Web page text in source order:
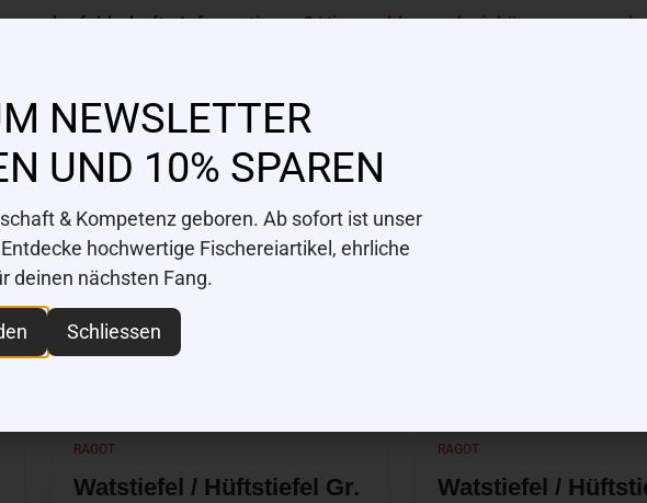
oder fehlerhafte Informationen?Hier melden und wir kümmern uns
RAGOT
Watstiefel / Hüftstiefel Gr.
RAGOT
Watstiefel /
NEWSLETTER
UND 10% SPAREN
& Kompetenz geboren. Ab sofort ist unser
hochwertige Fischereiartikel, ehrliche
deinen nächsten Fang.
Schliessen